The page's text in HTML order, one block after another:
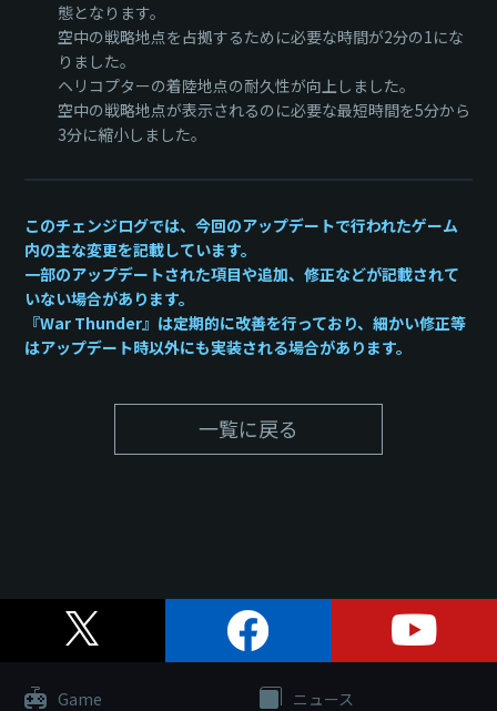
態となります。
空中の戦略地点を占拠するために必要な時間が2分の1にな
りました。
ヘリコプターの着陸地点の耐久性が向上しました。
空中の戦略地点が表示されるのに必要な最短時間を5分から
3分に縮小しました。
このチェンジログでは、今回のアップデートで行われたゲーム
内の主な変更を記載しています。
一部のアップデートされた項目や追加、修正などが記載されて
いない場合があります。
『War Thunder』は定期的に改善を行っており、細かい修正等
はアップデート時以外にも実装される場合があります。
一覧に戻る
Game
ニュース